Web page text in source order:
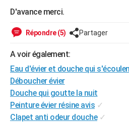
GUIDES D'ACHAT
BONS PLANS
CARTE DE VOEUX
Carte de Noël
Carte Bonne année
Carte Saint-Valentin
Carte Pâques
Carte d'anniversaire
DICTIONNAIRE
Dictionnaire
Biographies
Citations
Expressions
Proverbes
PROGRAMME TV
COPAINS D'AVANT
D'avance merci.
Répondre (5) Partager
A voir également:
Eau d'évier et douche qui
Déboucher évier
Douche qui goutte la nuit
Peinture évier résine avis ✓
Clapet anti odeur douche ✓